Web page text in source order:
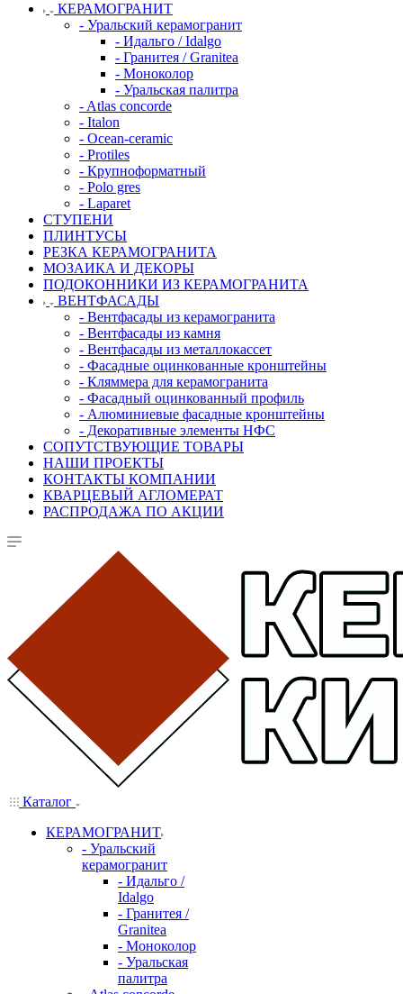
КЕРАМОГРАНИТ
- Уральский керамогранит
- Идальго / Idalgo
- Гранитея / Granitea
- Моноколор
- Уральская палитра
- Atlas concorde
- Italon
- Ocean-ceramic
- Protiles
- Крупноформатный
- Polo gres
- Laparet
СТУПЕНИ
ПЛИНТУСЫ
РЕЗКА КЕРАМОГРАНИТА
МОЗАИКА И ДЕКОРЫ
ПОДОКОННИКИ ИЗ КЕРАМОГРАНИТА
ВЕНТФАСАДЫ
- Вентфасады из керамогранита
- Вентфасады из камня
- Вентфасады из металлокассет
- Фасадные оцинкованные кронштейны
- Кляммера для керамогранита
- Фасадный оцинкованный профиль
- Алюминиевые фасадные кронштейны
- Декоративные элементы НФС
СОПУТСТВУЮЩИЕ ТОВАРЫ
НАШИ ПРОЕКТЫ
КОНТАКТЫ КОМПАНИИ
КВАРЦЕВЫЙ АГЛОМЕРАТ
РАСПРОДАЖА ПО АКЦИИ
Каталог
КЕРАМОГРАНИТ
- Уральский
керамогранит
- Идальго /
Idalgo
- Гранитея /
Granitea
- Моноколор
- Уральская
палитра